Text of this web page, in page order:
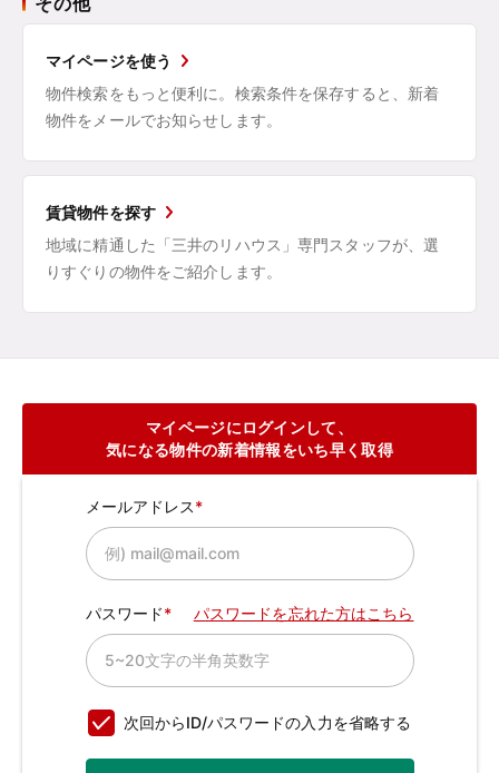
マイページを使う
物件検索をもっと便利に。検索条件を保存すると、新着
物件をメールでお知らせします。
賃貸物件を探す
地域に精通した「三井のリハウス」専門スタッフが、選
りすぐりの物件をご紹介します。
マイページにログインして、
気になる物件の新着情報をいち早く取得
メールアドレス
パスワード パスワードを忘れた方はこちら
次回からID/パスワードの入力を省略する